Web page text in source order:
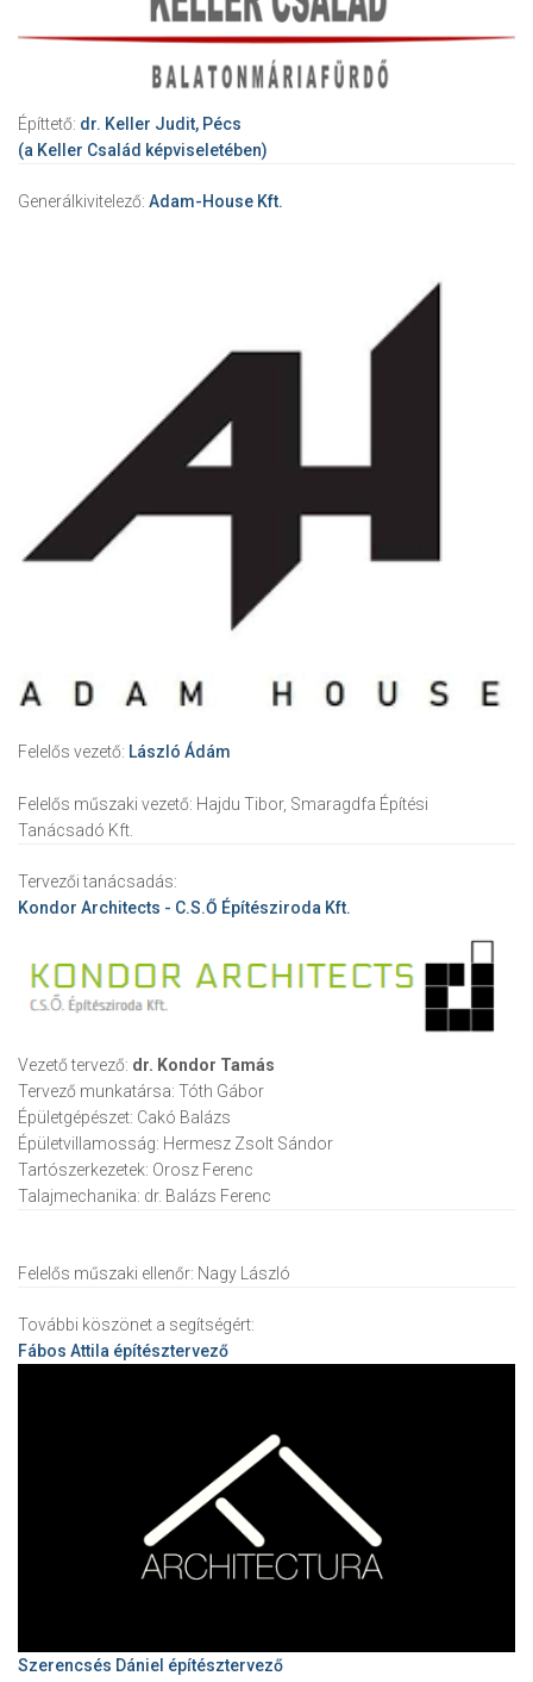
Építtető: dr. Keller Judit, Pécs
(a Keller Család képviseletében)
Generálkivitelező: Adam-House Kft.
Felelős vezető: László Ádám
Felelős műszaki vezető: Hajdu Tibor, Smaragdfa Építési
Tanácsadó Kft.
Tervezői tanácsadás:
Kondor Architects - C.S.Ő Építésziroda Kft.
Vezető tervező: dr. Kondor Tamás
Tervező munkatársa: Tóth Gábor
Épületgépészet: Cakó Balázs
Épületvillamosság: Hermesz Zsolt Sándor
Tartószerkezetek: Orosz Ferenc
Talajmechanika: dr. Balázs Ferenc
Felelős műszaki ellenőr: Nagy László
További köszönet a segítségért:
Fábos Attila építésztervező
Szerencsés Dániel építésztervező